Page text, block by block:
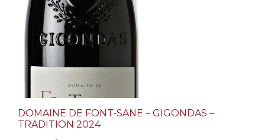
DOMAINE DE FONT-SANE – GIGONDAS –
TRADITION 2024